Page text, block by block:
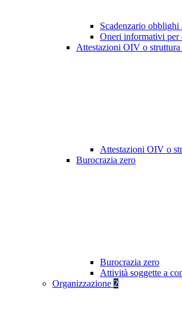
Scadenzario
Oneri informativi per
Attestazioni OIV o struttura
Attestazioni OIV o
Burocrazia zero
Burocrazia zero
Attività soggette a
Organizzazione 2